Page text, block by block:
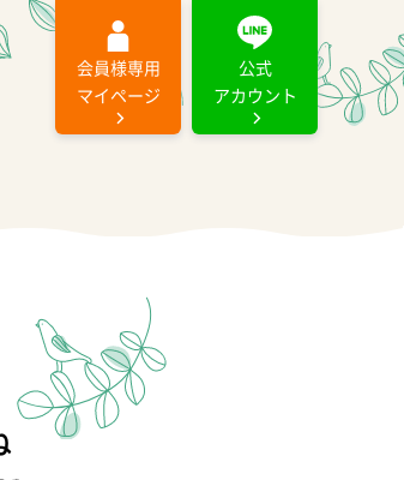
会員様専用
マイページ
公式
アカウント